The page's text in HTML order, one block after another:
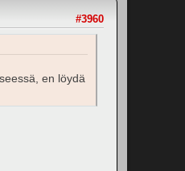
#3960
en löydä